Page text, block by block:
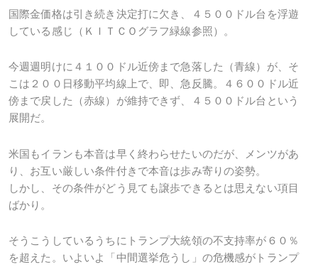
国際金価格は引き続き決定打に欠き、４５００ドル台を浮遊
している感じ（ＫＩＴＣＯグラフ緑線参照）。
今週週明けに４１００ドル近傍まで急落した（青線）が、そ
こは２００日移動平均線上で、即、急反騰。４６００ドル近
傍まで戻した（赤線）が維持できず、４５００ドル台という
展開だ。
米国もイランも本音は早く終わらせたいのだが、メンツがあ
り、お互い厳しい条件付きで本音は歩み寄りの姿勢。
しかし、その条件がどう見ても譲歩できるとは思えない項目
ばかり。
そうこうしているうちにトランプ大統領の不支持率が６０％
を超えた。いよいよ「中間選挙危うし」の危機感がトランプ